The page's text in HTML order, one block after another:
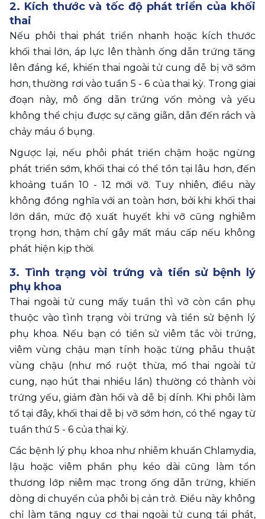
2. Kích thước và tốc độ phát triển của khối
thai
Nếu phôi thai phát triển nhanh hoặc kích thước
khối thai lớn, áp lực lên thành ống dẫn trứng tăng
lên đáng kể, khiến thai ngoài tử cung dễ bị vỡ sớm
hơn, thường rơi vào tuần 5 - 6 của thai kỳ. Trong giai
đoạn này, mô ống dẫn trứng vốn mỏng và yếu
không thể chịu được sự căng giãn, dẫn đến rách và
chảy máu ổ bụng.
Ngược lại, nếu phôi phát triển chậm hoặc ngừng
phát triển sớm, khối thai có thể tồn tại lâu hơn, đến
khoảng tuần 10 - 12 mới vỡ. Tuy nhiên, điều này
không đồng nghĩa với an toàn hơn, bởi khi khối thai
lớn dần, mức độ xuất huyết khi vỡ cũng nghiêm
trọng hơn, thậm chí gây mất máu cấp nếu không
phát hiện kịp thời.
3. Tình trạng vòi trứng và tiền sử bệnh lý
phụ khoa
Thai ngoài tử cung mấy tuần thì vỡ còn cần phụ
thuộc vào tình trạng vòi trứng và tiền sử bệnh lý
phụ khoa. Nếu bạn có tiền sử viêm tắc vòi trứng,
viêm vùng chậu mạn tính hoặc từng phẫu thuật
vùng chậu (như mổ ruột thừa, mổ thai ngoài tử
cung, nạo hút thai nhiều lần) thường có thành vòi
trứng yếu, giảm đàn hồi và dễ bị dính. Khi phôi làm
tổ tại đây, khối thai dễ bị vỡ sớm hơn, có thể ngay từ
tuần thứ 5 - 6 của thai kỳ.
Các bệnh lý phụ khoa như nhiễm khuẩn Chlamydia,
lậu hoặc viêm phần phụ kéo dài cũng làm tổn
thương lớp niêm mạc trong ống dẫn trứng, khiến
dòng di chuyển của phôi bị cản trở. Điều này không
chỉ làm tăng nguy cơ thai ngoài tử cung tái phát,